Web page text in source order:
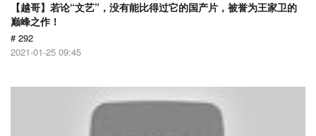
【越哥】若论“文艺”，没有能比得过它的国产片，被誉为王家卫的
巅峰之作！
# 292
2021-01-25 09:45